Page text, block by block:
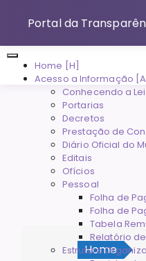
Home [H]
Acesso a Informação
Conhecendo a Lei
Portarias
Decretos
Prestação de
Diário Oficial do
Editais
Ofícios
Pessoal
Folha de
Folha de
Tabela
Relatório
Estrutura
Portal da
Home